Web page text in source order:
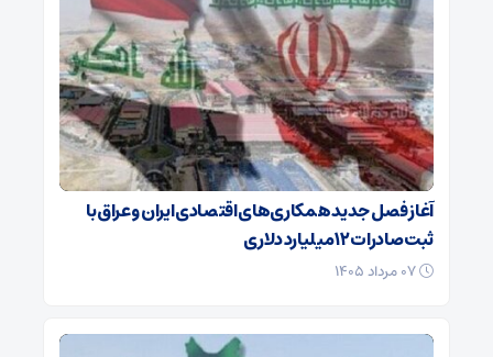
آغاز فصل جدید همکاری‌های اقتصادی ایران و عراق با
ثبت صادرات ۱۲ میلیارد دلاری